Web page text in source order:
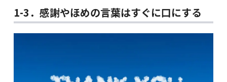
1-3．感謝やほめの言葉はすぐに口にする